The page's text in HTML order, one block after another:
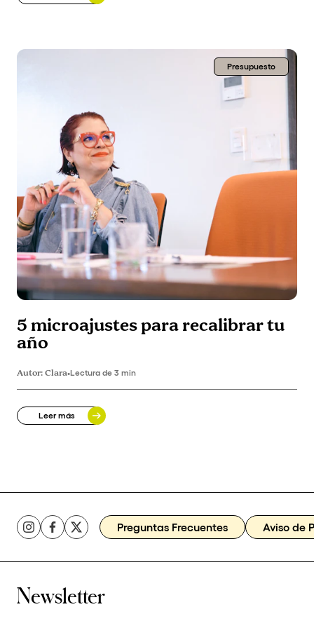
Presupuesto
5 microajustes para recalibrar tu
año
Autor:Clara•Lectura de 3 min
Leer más
Preguntas Frecuentes Aviso de
Newsletter